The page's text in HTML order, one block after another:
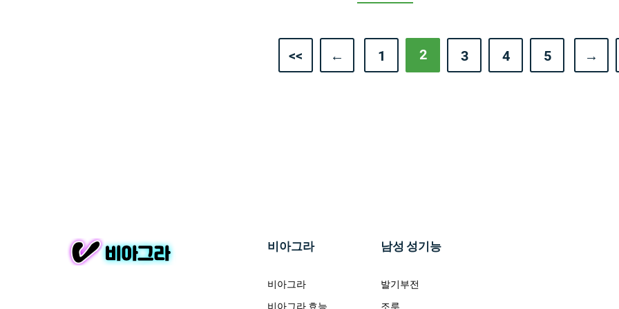
<< ← 1 2 3 4 5 →
비아그라
비아그라
비아그라 효능
남성 성기능
발기부전
조루